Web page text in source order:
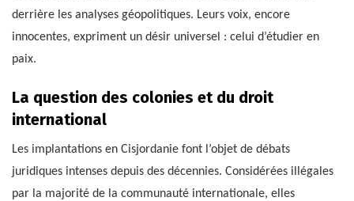
derrière les analyses géopolitiques. Leurs voix, encore
innocentes, expriment un désir universel : celui d’étudier en
paix.
La question des colonies et du droit
international
Les implantations en Cisjordanie font l’objet de débats
juridiques intenses depuis des décennies. Considérées illégales
par la majorité de la communauté internationale, elles